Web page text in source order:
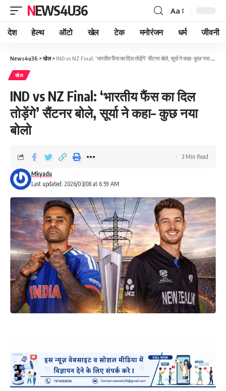
NEWS4U36 Aa
देश हेल्थ ऑटो खेल टेक मनोरंजन धर्म जीवनी
News4u36 >खेल>IND vs NZ Final: ‘भारतीय फैंस का दिल तोड़ेंगे’ सैंटनर बोले, सूर्या ने कहा– कुछ नया बोलो
खेल
IND vs NZ Final: ‘भारतीय फैंस का दिल
तोड़ेंगे’ सैंटनर बोले, सूर्या ने कहा– कुछ नया
बोलो
Last updated: 2026/03/08 at 6:59 AM
Mkyadu
3 Min Read